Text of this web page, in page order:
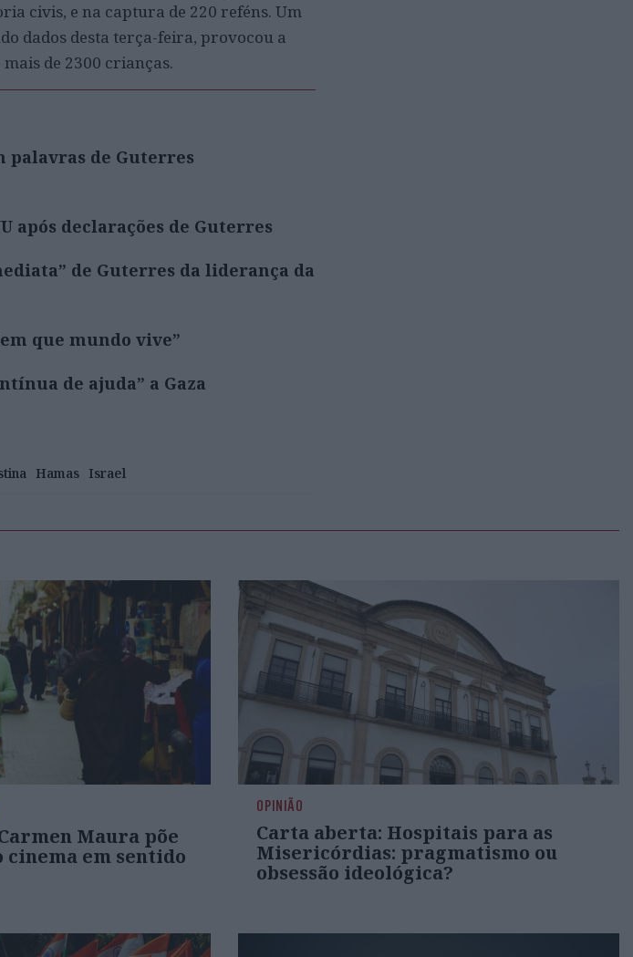
civis, e na captura de 220 reféns. Um
dados desta terça-feira, provocou a
de 2300 crianças.
palavras de Guterres
após declarações de Guterres
de Guterres da liderança da
que mundo vive”
de ajuda” a Gaza
Hamas Israel
Maura põe
cinema em sentido
OPINIÃO
Carta aberta: Hospitais para as
Misericórdias: pragmatismo ou
obsessão ideológica?